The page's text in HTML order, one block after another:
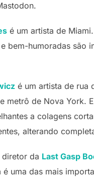
é um artista de
bem-humoradas são
é um artista de rua
metrô de Nova York.
a colagens
alterando
diretor da Last Gasp
é uma das mais